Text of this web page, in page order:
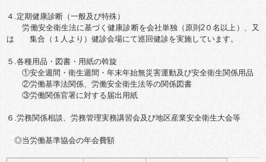
４.定期健康診断（一般及び特殊）
労働安全衛生法に基づく健康診断を会社単独（原則2０名以上）、又
は 集合（１人より）健診会場にて巡回健診を実施しています。
５.各種用品・図書・用紙の斡旋
①安全週間・衛生週間・年末年始無災害運動及び安全衛生関係用品
②労働基準法関係、労働安全衛生法等の関係図書
③労働関係官署に対する届出用紙
６.労務関係相談、労務管理実務講習会及び地区産業安全衛生大会等
◎当労働基準協会の年会費額